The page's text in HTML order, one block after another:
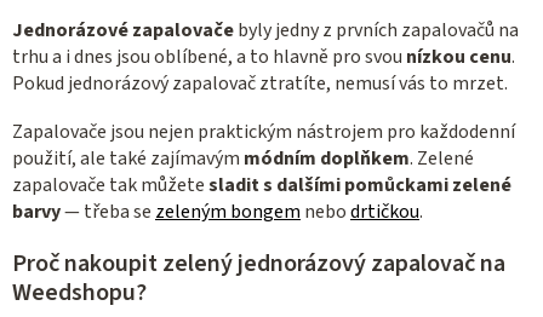
k
y
v
p
i
s
u
Jednorázové zapalovačebyly jedny z prvních zapalovačů na
trhu a i dnes jsou oblíbené, a to hlavně pro svou nízkou cenu.
Pokud jednorázový zapalovač ztratíte, nemusí vás to mrzet.
Zapalovače jsou nejen praktickým nástrojem pro každodenní
použití, ale také zajímavým módním doplňkem. Zelené
zapalovače tak můžetesladit s dalšími pomůckami zelené
barvy— třeba se zeleným bongem nebodrtičkou.
Proč nakoupit zelený jednorázový zapalovač na
Weedshopu?